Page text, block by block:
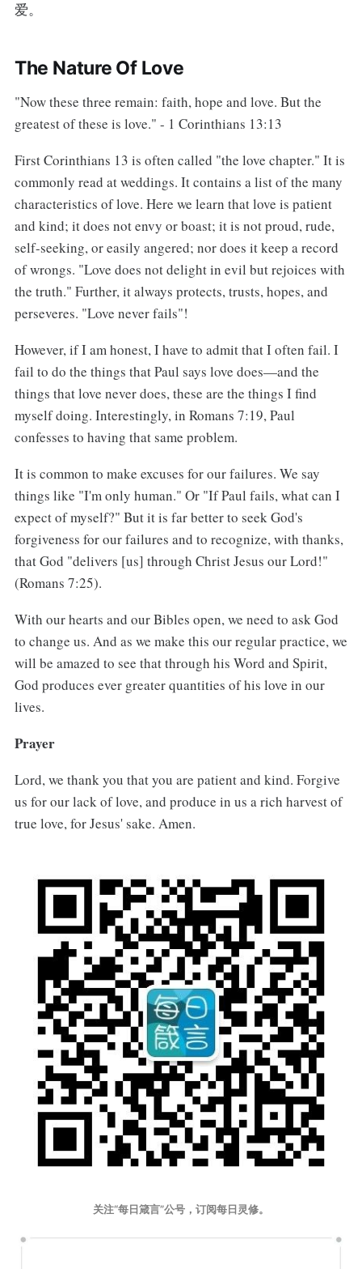
爱。
The Nature Of Love
"Now these three remain: faith, hope and love. But the
greatest of these is love." - 1 Corinthians 13:13
First Corinthians 13 is often called "the love chapter." It is
commonly read at weddings. It contains a list of the many
characteristics of love. Here we learn that love is patient
and kind; it does not envy or boast; it is not proud, rude,
self-seeking, or easily angered; nor does it keep a record
of wrongs. "Love does not delight in evil but rejoices with
the truth." Further, it always protects, trusts, hopes, and
perseveres. "Love never fails"!
However, if I am honest, I have to admit that I often fail. I
fail to do the things that Paul says love does—and the
things that love never does, these are the things I find
myself doing. Interestingly, in Romans 7:19, Paul
confesses to having that same problem.
It is common to make excuses for our failures. We say
things like "I'm only human." Or "If Paul fails, what can I
expect of myself?" But it is far better to seek God's
forgiveness for our failures and to recognize, with thanks,
that God "delivers [us] through Christ Jesus our Lord!"
(Romans 7:25).
With our hearts and our Bibles open, we need to ask God
to change us. And as we make this our regular practice, we
will be amazed to see that through his Word and Spirit,
God produces ever greater quantities of his love in our
lives.
Prayer
Lord, we thank you that you are patient and kind. Forgive
us for our lack of love, and produce in us a rich harvest of
true love, for Jesus' sake. Amen.
关注“每日箴言”公号，订阅每日灵修。